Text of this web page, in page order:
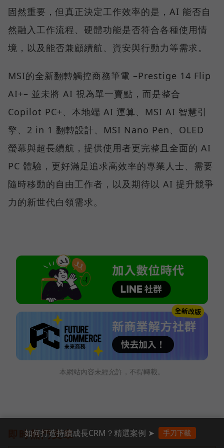
固然重要，但真正決定工作效率的是，AI 能否自
然融入工作流程、硬體功能是否符合各種使用情
境，以及能否兼顧續航、資安與行動力等需求。
MSI的全新翻轉觸控商務筆電 –Prestige 14 Flip
AI+– 並未將 AI 視為單一賣點，而是整合
Copilot PC+、本地端 AI 運算、MSI AI 智慧引
擎、2 in 1 翻轉設計、MSI Nano Pen、OLED
螢幕與超長續航，提供使用者更完整且全面的 AI
PC 體驗，更好滿足追求高效率的專業人士、需要
隨時移動的自由工作者，以及期待以 AI 提升競爭
力的新世代白領需求。
本網站內容未經允許，不得轉載。
即時熱門文章
如何打造持續成長CRM？精選案例 ➤ 手刀下載